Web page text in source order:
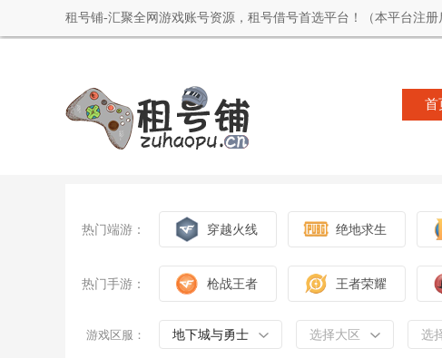
租号铺-汇聚全网游戏账号资源，租号借号首选平台！（本平台注册
首
热门端游： 穿越火线 绝地求生
热门手游： 枪战王者 王者荣耀
游戏区服： 地下城与勇士 选择大区 选